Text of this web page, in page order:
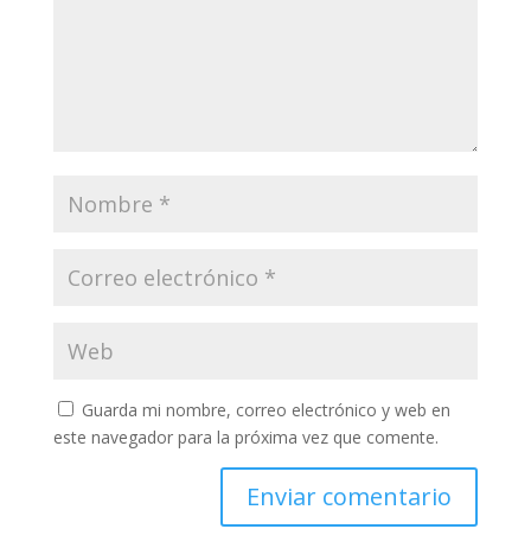
Guarda mi nombre, correo electrónico y web en
este navegador para la próxima vez que comente.